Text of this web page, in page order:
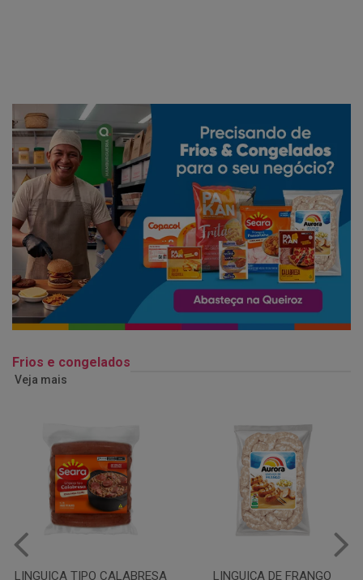
Frios e congelados
Veja mais
LINGUIÇA DE FRANGO QUEIJO MUSSARELA